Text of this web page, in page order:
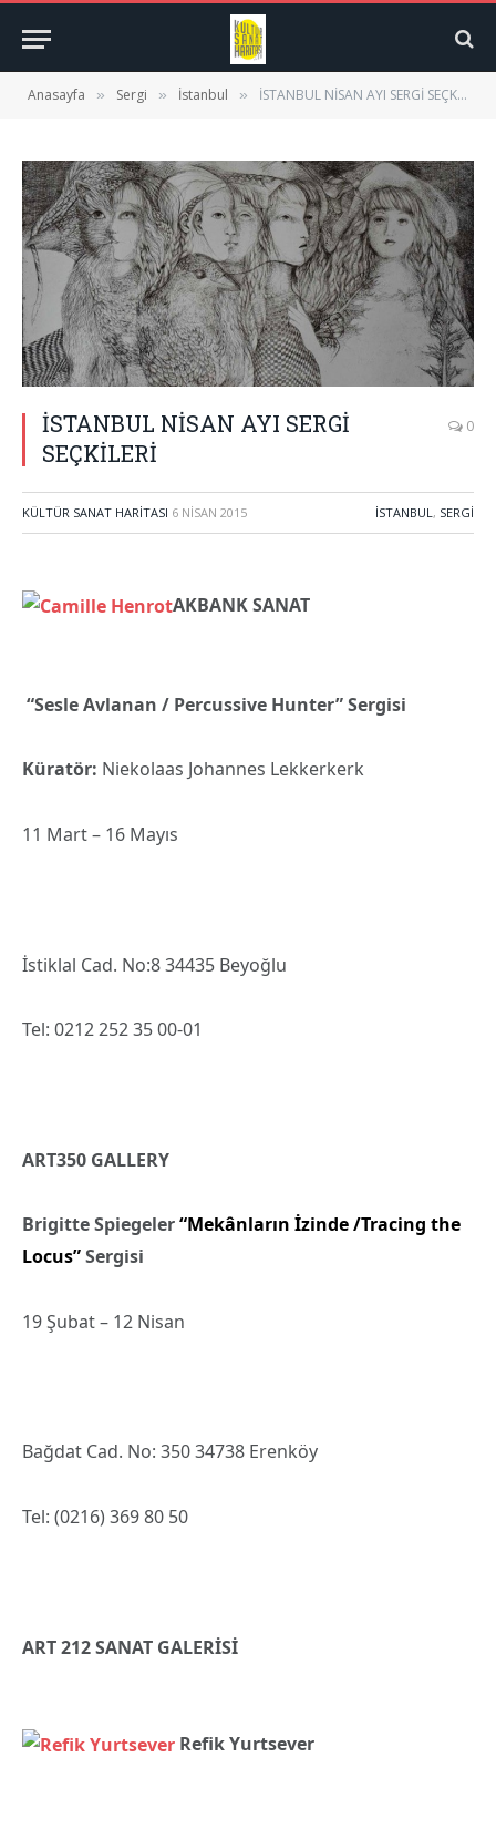
Anasayfa » Sergi » İstanbul » İSTANBUL NİSAN AYI SERGİ SEÇKİLERİ
İSTANBUL NİSAN AYI SERGİ
SEÇKİLERİ
0
KÜLTÜR SANAT HARITASI 6 NISAN 2015 İSTANBUL, SERGI
AKBANK SANAT
“Sesle Avlanan / Percussive Hunter” Sergisi
Küratör: Niekolaas Johannes Lekkerkerk
11 Mart – 16 Mayıs
İstiklal Cad. No:8 34435 Beyoğlu
Tel: 0212 252 35 00-01
ART350 GALLERY
Brigitte Spiegeler“Mekânların İzinde /Tracing the
Locus”Sergisi
19 Şubat – 12 Nisan
Bağdat Cad. No: 350 34738 Erenköy
Tel: (0216) 369 80 50
ART 212 SANAT GALERİSİ
Refik Yurtsever